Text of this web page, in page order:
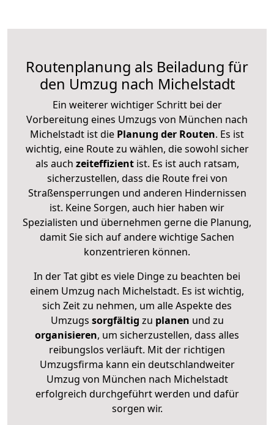
Routenplanung als Beiladung für
den Umzug nach Michelstadt
Ein weiterer wichtiger Schritt bei der
Vorbereitung eines Umzugs von München nach
Michelstadt ist die Planung der Routen. Es ist
wichtig, eine Route zu wählen, die sowohl sicher
als auch zeiteffizientist. Es ist auch ratsam,
sicherzustellen, dass die Route frei von
Straßensperrungen und anderen Hindernissen
ist. Keine Sorgen, auch hier haben wir
Spezialisten und übernehmen gerne die Planung,
damit Sie sich auf andere wichtige Sachen
konzentrieren können.
In der Tat gibt es viele Dinge zu beachten bei
einem Umzug nach Michelstadt. Es ist wichtig,
sich Zeit zu nehmen, um alle Aspekte des
Umzugs sorgfältig zu planen und zu
organisieren, um sicherzustellen, dass alles
reibungslos verläuft. Mit der richtigen
Umzugsfirma kann ein deutschlandweiter
Umzug von München nach Michelstadt
erfolgreich durchgeführt werden und dafür
sorgen wir.